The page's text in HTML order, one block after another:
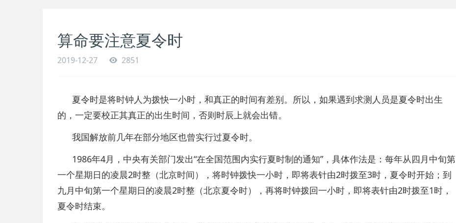
算命要注意夏令时
2019-12-27 2851
夏令时是将时钟人为拨快一小时，和真正的时间有差别。所以，如果遇到求测人员是夏令时出生
的，一定要校正其真正的出生时间，否则时辰上就会出错。
我国解放前几年在部分地区也曾实行过夏令时。
1986年4月，中央有关部门发出“在全国范围内实行夏时制的通知”，具体作法是：每年从四月中旬第
一个星期日的凌晨2时整（北京时间），将时钟拨快一小时，即将表针由2时拨至3时，夏令时开始；到
九月中旬第一个星期日的凌晨2时整（北京夏令时），再将时钟拨回一小时，即将表针由2时拨至1时，
夏令时结束。